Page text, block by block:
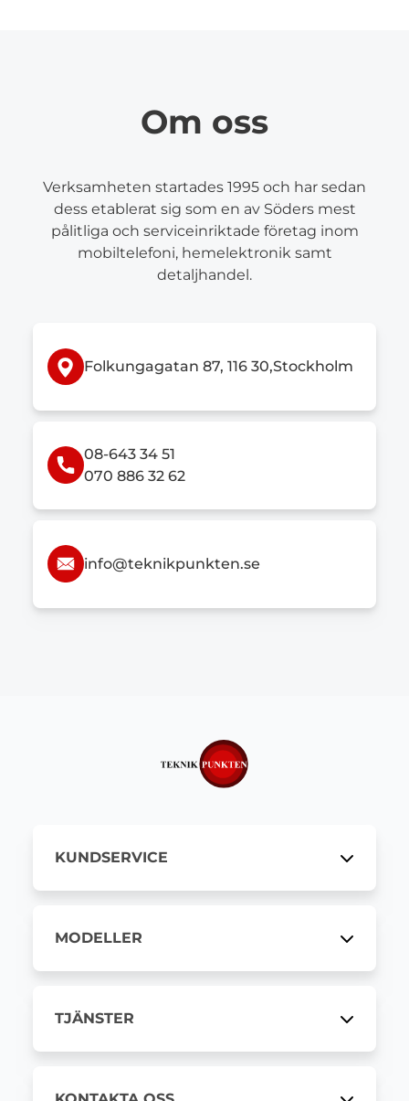
Om oss
Verksamheten startades 1995 och har sedan
dess etablerat sig som en av Söders mest
pålitliga och serviceinriktade företag inom
mobiltelefoni, hemelektronik samt
detaljhandel.
Folkungagatan 87, 116 30,Stockholm
08-643 34 51
070 886 32 62
info@teknikpunkten.se
KUNDSERVICE
MODELLER
TJÄNSTER